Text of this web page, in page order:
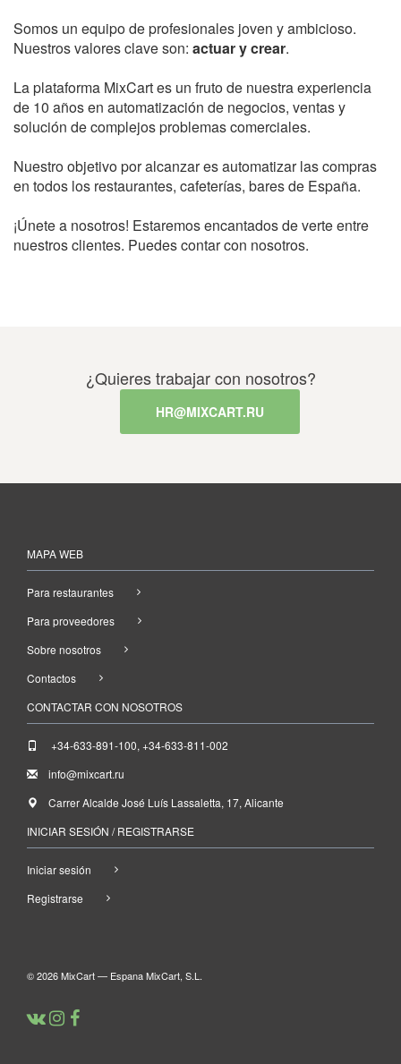
Somos un equipo de profesionales joven y ambicioso.
Nuestros valores clave son: actuar y crear.
La plataforma MixCart es un fruto de nuestra experiencia
de 10 años en automatización de negocios, ventas y
solución de complejos problemas comerciales.
Nuestro objetivo por alcanzar es automatizar las compras
en todos los restaurantes, cafeterías, bares de España.
¡Únete a nosotros! Estaremos encantados de verte entre
nuestros clientes. Puedes contar con nosotros.
¿Quieres trabajar con nosotros?
HR@MIXCART.RU
MAPA WEB
Para restaurantes
Para proveedores
Sobre nosotros
Contactos
CONTACTAR CON NOSOTROS
+34-633-891-100, +34-633-811-002
info@mixcart.ru
Carrer Alcalde José Luís Lassaletta, 17, Alicante
INICIAR SESIÓN / REGISTRARSE
Iniciar sesión
Registrarse
© 2026 MixCart — Espana MixCart, S.L.